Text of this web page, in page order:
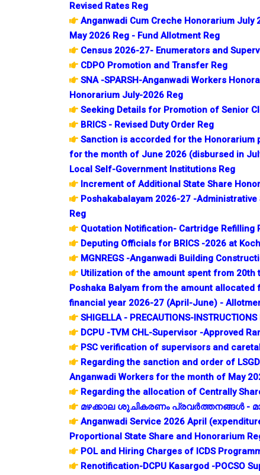
Revised Rates Reg
Anganwadi Cum Creche Honorarium July
May 2026 Reg - Fund Allotment Reg
Census 2026-27- Enumerators and
CDPO Promotion and Transfer Reg
SNA -SPARSH-Anganwadi Workers
Honorarium July-2026 Reg
Seeking Details for Promotion of Senior
BRICS - Revised Duty Order Reg
Sanction is accorded for the Honorarium
for the month of June 2026 (disbursed in
Local Self-Government Institutions Reg
Increment of Additional State Share
Poshakabalayam 2026-27 -
Reg
Quotation Notification- Cartridge Refilling
Deputing Officials for BRICS -2026 at
MGNREGS -Anganwadi Building
Utilization of the amount spent from 20th
Poshaka Balyam from the amount
financial year 2026-27 (April-June) -
SHIGELLA - PRECAUTIONS-
DCPU -TVM CHL-Supervisor -Approved
PSC verification of supervisors and
Regarding the sanction and order of
Anganwadi Workers for the month of May
Regarding the allocation of Centrally
മഴക്കാല ശുചികരണം പ്രവര്‍ത്തനങ്ങള്‍ -
Anganwadi Service 2026 April
Proportional State Share and Honorarium
POL and Hiring Charges of ICDS
Renotification-DCPU Kasargod -POCSO